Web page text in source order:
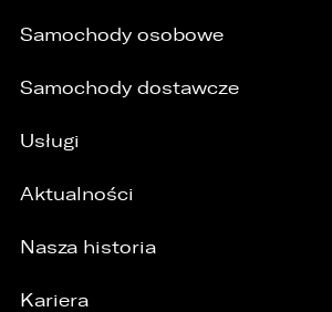
Samochody osobowe
Samochody dostawcze
Usługi
Aktualności
Nasza historia
Kariera